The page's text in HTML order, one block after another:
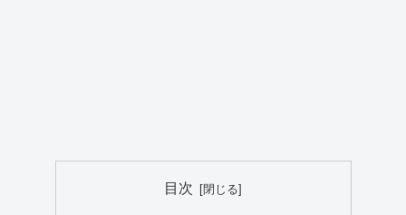
目次